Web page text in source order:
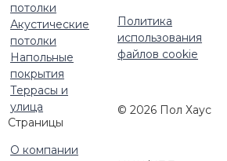
потолки
Акустические
потолки
Напольные
покрытия
Террасы и
улица
Страницы
О компании
Политика
использования
файлов cookie
© 2026 Пол Хаус